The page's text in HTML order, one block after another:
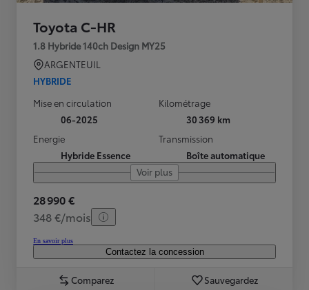
Toyota C-HR
1.8 Hybride 140ch Design MY25
ARGENTEUIL
HYBRIDE
Mise en circulation
06-2025
Kilométrage
30 369 km
Energie
Hybride Essence
Transmission
Boîte automatique
Voir plus
28 990 €
348 €/mois
En savoir plus
Contactez la concession
Comparez Sauvegardez